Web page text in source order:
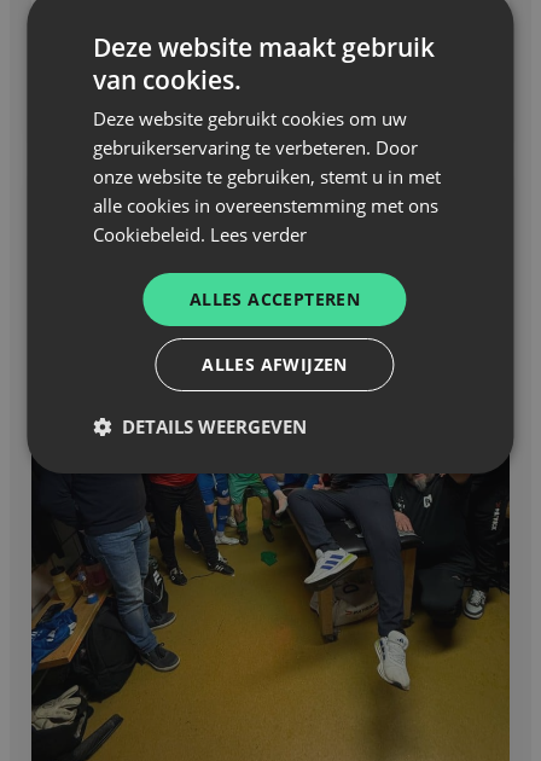
Nieuws—27 maart 2026
Deze website maakt gebruik
van cookies.
Deze website gebruikt cookies om uw
gebruikerservaring te verbeteren. Door
onze website te gebruiken, stemt u in met
alle cookies in overeenstemming met ons
Cookiebeleid. Lees verder
ALLES ACCEPTEREN
ALLES AFWIJZEN
DETAILS WEERGEVEN